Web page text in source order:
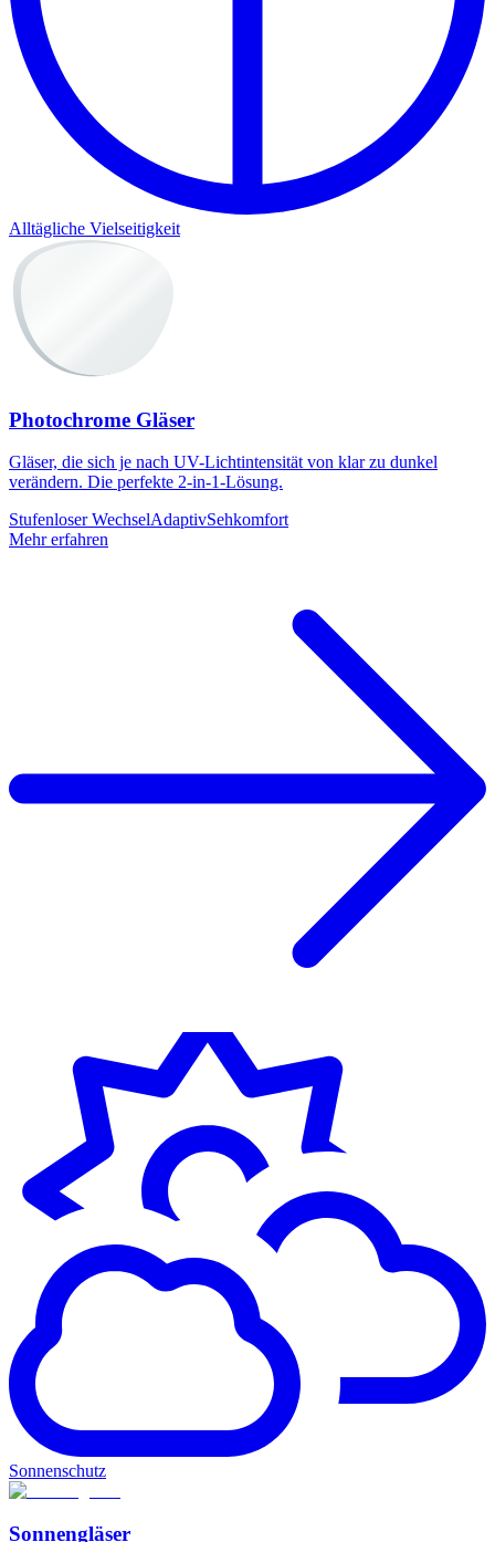
Alltägliche Vielseitigkeit
Photochrome Gläser
Gläser, die sich je nach UV-Lichtintensität von klar zu dunkel
verändern. Die perfekte 2-in-1-Lösung.
Stufenloser WechselAdaptivSehkomfort
Mehr erfahren
Sonnenschutz
Sonnengläser